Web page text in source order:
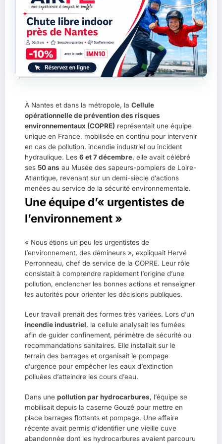
À Nantes et dans la métropole, la Cellule
opérationnelle de prévention des risques
environnementaux (COPRE) représentait une équipe
unique en France, mobilisée en continu pour intervenir
en cas de pollution, incendie industriel ou incident
hydraulique. Les 6 et 7 décembre, elle avait célébré
ses 50 ans au Musée des sapeurs-pompiers de Loire-
Atlantique, revenant sur un demi-siècle d’actions
menées au service de la sécurité environnementale.
Une équipe d’« urgentistes de
l’environnement »
« Nous étions un peu les urgentistes de
l’environnement, des démineurs », expliquait Hervé
Perronneau, chef de service de la COPRE. Leur rôle
consistait à comprendre rapidement l’origine d’une
pollution, enclencher les bonnes actions et renseigner
les autorités pour orienter les décisions publiques.
Leur travail prenait des formes très variées. Lors d’un
incendie industriel, la cellule analysait les fumées
afin de guider confinement, périmètre de sécurité ou
recommandations sanitaires. Elle installait sur le
terrain des barrages et organisait le pompage
d’urgence pour empêcher les eaux d’extinction
polluées d’atteindre les cours d’eau.
Dans une pollution par hydrocarbures, l’équipe se
mobilisait depuis la caserne Gouzé pour mettre en
place barrages flottants et pompage. Une affaire
récente avait permis d’identifier une vieille cuve
abandonnée dont les hydrocarbures avaient parcouru